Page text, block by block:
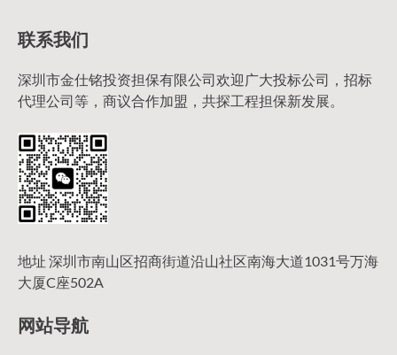
联系我们
深圳市金仕铭投资担保有限公司欢迎广大投标公司，招标
代理公司等，商议合作加盟，共探工程担保新发展。
地址 深圳市南山区招商街道沿山社区南海大道1031号万海
大厦C座502A
网站导航